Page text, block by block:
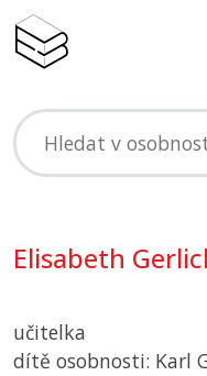
Elisabeth
učitelka
dítě osobnosti: Karl